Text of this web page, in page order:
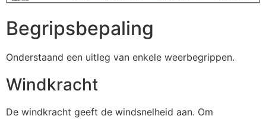
Begripsbepaling
Onderstaand een uitleg van enkele weerbegrippen.
Windkracht
De windkracht geeft de windsnelheid aan. Om